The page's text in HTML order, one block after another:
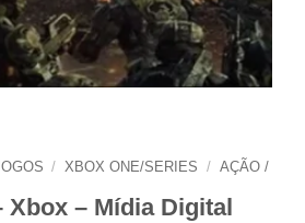
/ XBOX ONE/SERIES / AÇÃO /
Xbox – Mídia Digital